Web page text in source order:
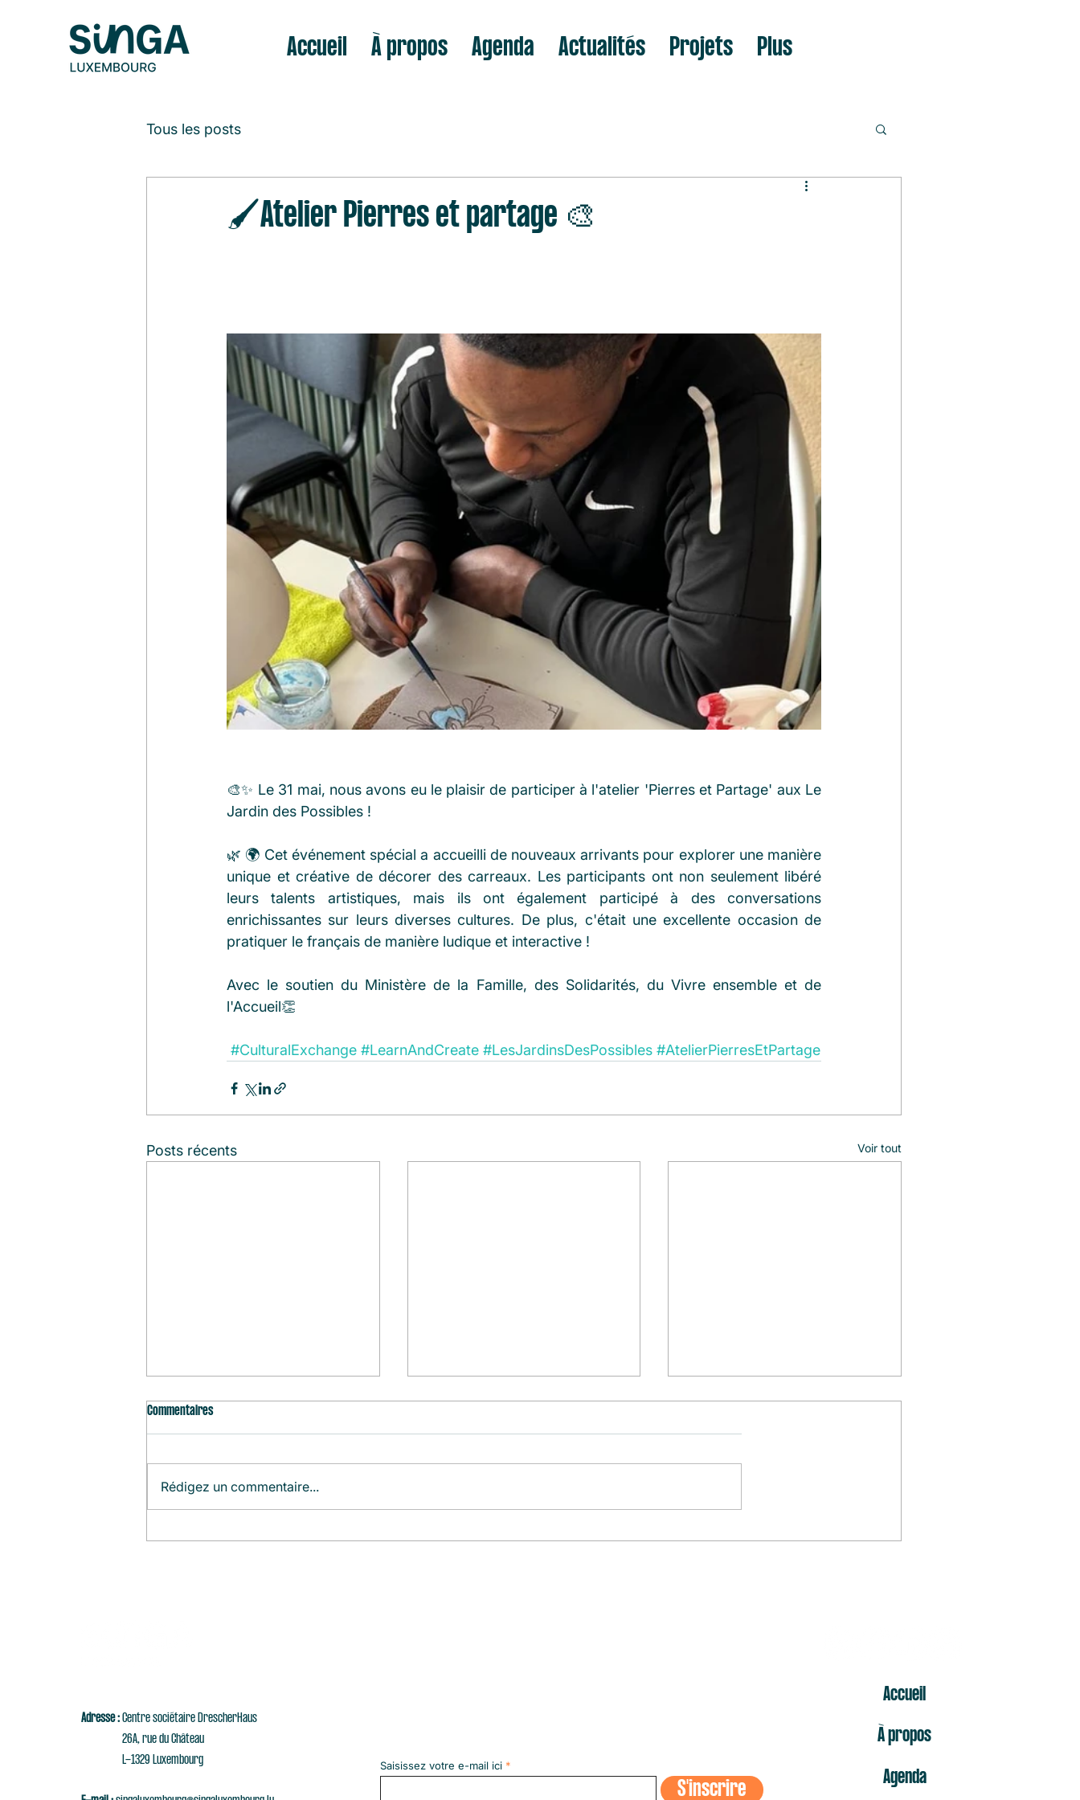
Accueil À propos Agenda Actualités Projets Plus
Tous les posts
🖌️Atelier Pierres et partage 🎨
🎨✨ Le 31 mai, nous avons eu le plaisir de participer à l'atelier 'Pierres et Partage' aux Le
Jardin des Possibles !
🌿 🌍 Cet événement spécial a accueilli de nouveaux arrivants pour explorer une manière
unique et créative de décorer des carreaux. Les participants ont non seulement libéré
leurs talents artistiques, mais ils ont également participé à des conversations
enrichissantes sur leurs diverses cultures. De plus, c'était une excellente occasion de
pratiquer le français de manière ludique et interactive !
Avec le soutien du Ministère de la Famille, des Solidarités, du Vivre ensemble et de
l'Accueil👏
#CulturalExchange #LearnAndCreate #LesJardinsDesPossibles #AtelierPierresEtPartage
Posts récents Voir tout
Agenda du Mois (Août)
Commentaires
Rédigez un commentaire...
Adresse :Centre sociétaire DrescherHaus
26A, rue du Château
L-1329 Luxembourg
Saisissez votre e-mail ici
S'inscrire
Accueil
À propos
Agenda